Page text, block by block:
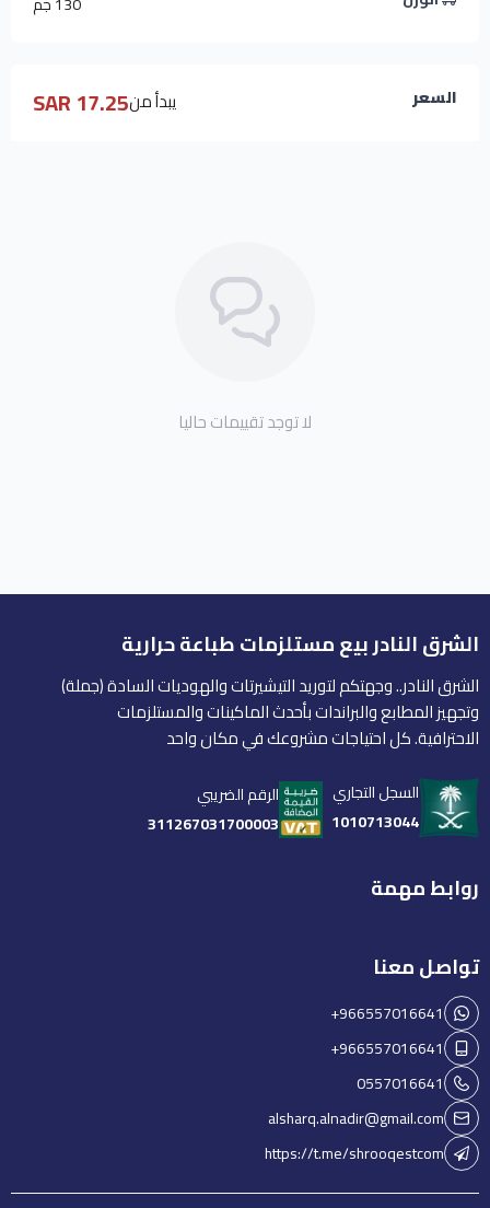
السعر يبدأ من17.25 SAR
لا توجد تقييمات حاليا
الشرق النادر بيع مستلزمات طباعة حرارية
الشرق النادر.. وجهتكم لتوريد التيشيرتات والهوديات السادة (جملة)
وتجهيز المطابع والبراندات بأحدث الماكينات والمستلزمات
الاحترافية. كل احتياجات مشروعك في مكان واحد
السجل التجاري
1010713044
الرقم الضريبي
311267031700003
روابط مهمة
تواصل معنا
+966557016641
+966557016641
0557016641
alsharq.alnadir@gmail.com
https://t.me/shrooqestcom